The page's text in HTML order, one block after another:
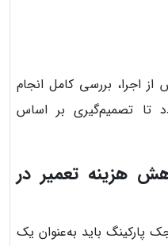
اجرا، بررسی کامل انجام
تا تصمیم‌گیری بر اساس
هزینه تعمیر در
پارکینگ باید به‌عنوان یک